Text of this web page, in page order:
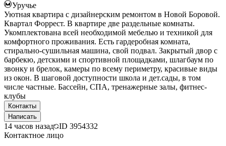
Уручье
Уютная квартира с дизайнерским ремонтом в Новой Боровой.
Квартал Форрест. В квартире две раздельные комнаты.
Укомплектована всей необходимой мебелью и техникой для
комфортного проживания. Есть гардеробная комната,
стирально-сушильная машина, свой подвал. Закрытый двор с
барбекю, детскими и спортивной площадками, шлагбаум по
звонку и брелок, камеры по всему периметру, красивые виды
из окон. В шаговой доступности школа и дет.сады, в том
числе частные. Бассейн, СПА, тренажерные залы, фитнес-
клубы
Контакты
Написать
14 часов назад ID 3954332
Контактное лицо